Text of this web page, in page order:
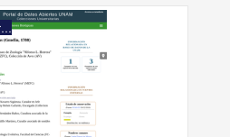
Registro de colección universitaria